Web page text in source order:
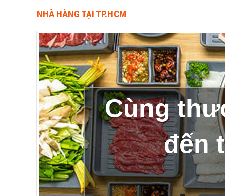
NHÀ HÀNG TẠI TP.HCM
Cùng
đến